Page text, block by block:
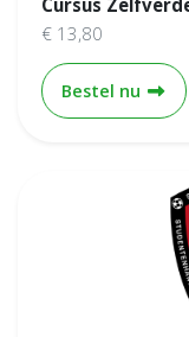
Cursus
€ 13,80
Bestel nu